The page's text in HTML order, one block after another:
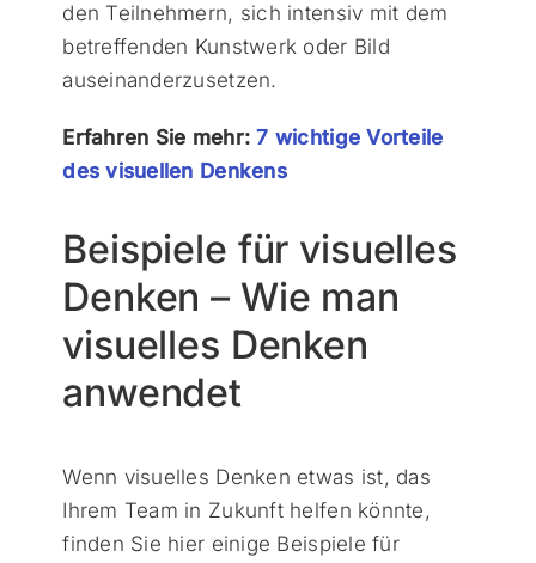
den Teilnehmern, sich intensiv mit dem
betreffenden Kunstwerk oder Bild
auseinanderzusetzen.
Erfahren Sie mehr:7 wichtige Vorteile
des visuellen Denkens
Beispiele für visuelles
Denken – Wie man
visuelles Denken
anwendet
Wenn visuelles Denken etwas ist, das
Ihrem Team in Zukunft helfen könnte,
finden Sie hier einige Beispiele für